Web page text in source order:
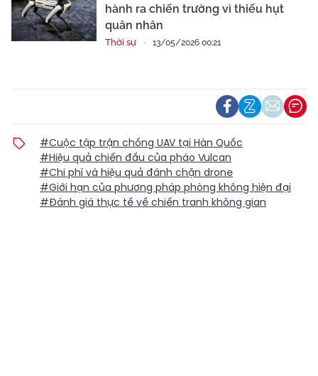
hành ra chiến trường vì thiếu hụt
quân nhân
Thời sự 13/05/2026 00:21
#Cuộc tập trận chống UAV tại Hàn Quốc
#Hiệu quả chiến đấu của pháo Vulcan
#Chi phí và hiệu quả đánh chặn drone
#Giới hạn của phương pháp phòng không hiện đại
#Đánh giá thực tế về chiến tranh không gian